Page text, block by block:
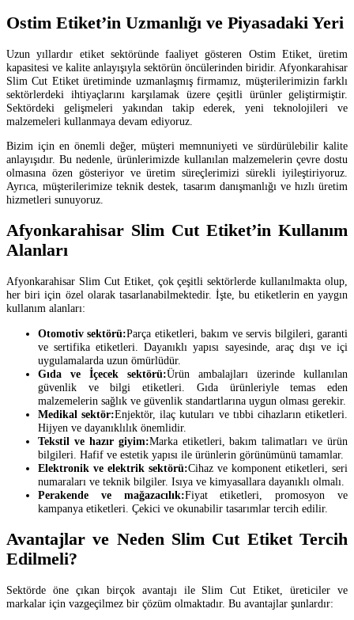
Ostim Etiket’in Uzmanlığı ve Piyasadaki Yeri
Uzun yıllardır etiket sektöründe faaliyet gösteren Ostim Etiket, üretim
kapasitesi ve kalite anlayışıyla sektörün öncülerinden biridir. Afyonkarahisar
Slim Cut Etiket üretiminde uzmanlaşmış firmamız, müşterilerimizin farklı
sektörlerdeki ihtiyaçlarını karşılamak üzere çeşitli ürünler geliştirmiştir.
Sektördeki gelişmeleri yakından takip ederek, yeni teknolojileri ve
malzemeleri kullanmaya devam ediyoruz.
Bizim için en önemli değer, müşteri memnuniyeti ve sürdürülebilir kalite
anlayışıdır. Bu nedenle, ürünlerimizde kullanılan malzemelerin çevre dostu
olmasına özen gösteriyor ve üretim süreçlerimizi sürekli iyileştiriyoruz.
Ayrıca, müşterilerimize teknik destek, tasarım danışmanlığı ve hızlı üretim
hizmetleri sunuyoruz.
Afyonkarahisar Slim Cut Etiket’in Kullanım
Alanları
Afyonkarahisar Slim Cut Etiket, çok çeşitli sektörlerde kullanılmakta olup,
her biri için özel olarak tasarlanabilmektedir. İşte, bu etiketlerin en yaygın
kullanım alanları:
Otomotiv sektörü:Parça etiketleri, bakım ve servis bilgileri, garanti
ve sertifika etiketleri. Dayanıklı yapısı sayesinde, araç dışı ve içi
uygulamalarda uzun ömürlüdür.
Gıda ve İçecek sektörü:Ürün ambalajları üzerinde kullanılan
güvenlik ve bilgi etiketleri. Gıda ürünleriyle temas eden
malzemelerin sağlık ve güvenlik standartlarına uygun olması gerekir.
Medikal sektör:Enjektör, ilaç kutuları ve tıbbi cihazların etiketleri.
Hijyen ve dayanıklılık önemlidir.
Tekstil ve hazır giyim:Marka etiketleri, bakım talimatları ve ürün
bilgileri. Hafif ve estetik yapısı ile ürünlerin görünümünü tamamlar.
Elektronik ve elektrik sektörü:Cihaz ve komponent etiketleri, seri
numaraları ve teknik bilgiler. Isıya ve kimyasallara dayanıklı olmalı.
Perakende ve mağazacılık:Fiyat etiketleri, promosyon ve
kampanya etiketleri. Çekici ve okunabilir tasarımlar tercih edilir.
Avantajlar ve Neden Slim Cut Etiket Tercih
Edilmeli?
Sektörde öne çıkan birçok avantajı ile Slim Cut Etiket, üreticiler ve
markalar için vazgeçilmez bir çözüm olmaktadır. Bu avantajlar şunlardır: